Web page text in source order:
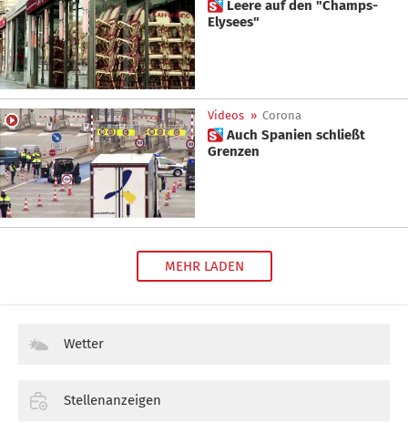
 Leere auf den "Champs-
Elysees"
Videos » Corona
 Auch Spanien schließt
Grenzen
MEHR LADEN
Wetter
Stellenanzeigen